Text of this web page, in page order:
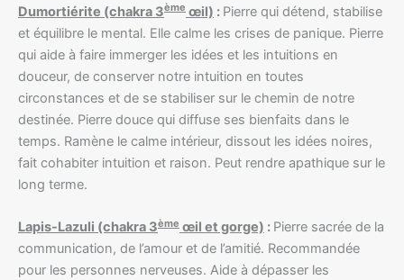
Dumortiérite (chakra 3ème œil) : Pierre qui détend, stabilise
et équilibre le mental. Elle calme les crises de panique. Pierre
qui aide à faire immerger les idées et les intuitions en
douceur, de conserver notre intuition en toutes
circonstances et de se stabiliser sur le chemin de notre
destinée. Pierre douce qui diffuse ses bienfaits dans le
temps. Ramène le calme intérieur, dissout les idées noires,
fait cohabiter intuition et raison. Peut rendre apathique sur le
long terme.
Lapis-Lazuli (chakra 3ème œil et gorge) : Pierre sacrée de la
communication, de l’amour et de l’amitié. Recommandée
pour les personnes nerveuses. Aide à dépasser les